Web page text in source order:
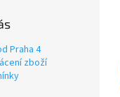
Praha 4
zboží